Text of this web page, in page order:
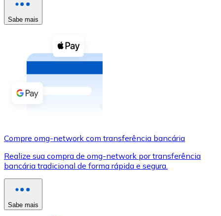
Compre criptomoedas com dinheiro e outros
Transferência SEPA
Adicione fundos à sua conta Bitnovo ou faça
Cartão de crédito / débito
Use cartões Visa e Mastercard para comprar
Comprar com cartão
Loja - Cartões-presente
Novo
Sabe mais
Compre omg-network com transferência bancária
Realize sua compra de omg-network por transferência
bancária tradicional de forma rápida e segura.
Sabe mais